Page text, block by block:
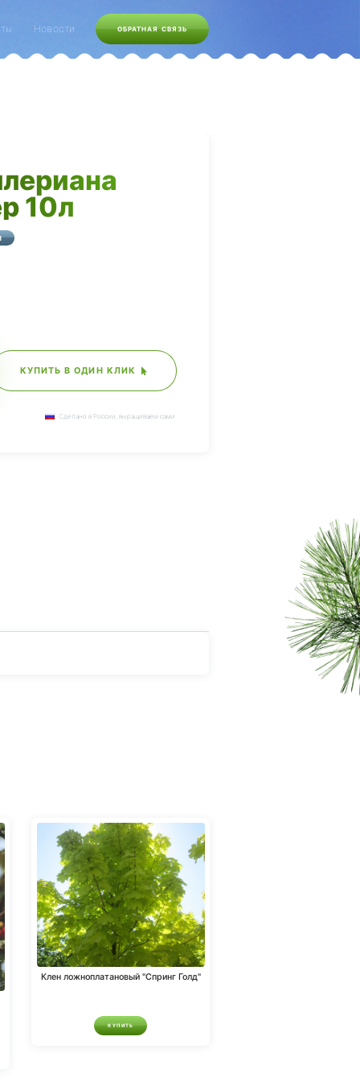
Новости ОБРАТНАЯ СВЯЗЬ
10л
КУПИТЬ В ОДИН КЛИК
Сделано в России, выращиваем сами.
Клен ложноплатановый "Спринг Голд"
КУПИТЬ